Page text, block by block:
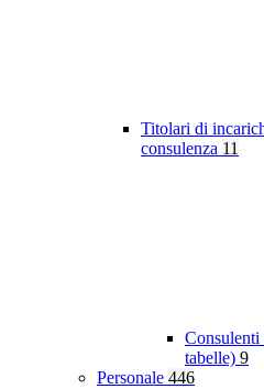
Titolari di
consulenza 11
Consulenti
tabelle) 9
Personale 446